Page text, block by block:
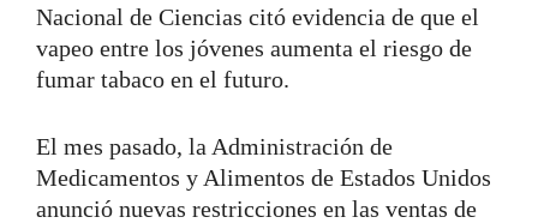
Nacional de Ciencias citó evidencia de que el
vapeo entre los jóvenes aumenta el riesgo de
fumar tabaco en el futuro.
El mes pasado, la Administración de
Medicamentos y Alimentos de Estados Unidos
anunció nuevas restricciones en las ventas de